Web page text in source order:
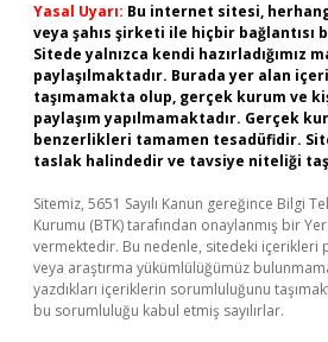
Yasal Uyarı: Bu internet sitesi,
veya şahıs şirketi ile hiçbir bağlantısı
Sitede yalnızca kendi hazırladığımız
paylaşılmaktadır. Burada yer alan
taşımamakta olup, gerçek kurum ve
paylaşım yapılmamaktadır. Gerçek
benzerlikleri tamamen tesadüfidir.
taslak halindedir ve tavsiye niteliği
Sitemiz, 5651 Sayılı Kanun gereğince Bilgi
Kurumu (BTK) tarafından onaylanmış bir
vermektedir. Bu nedenle, sitedeki içerikleri
veya araştırma yükümlülüğümüz
yazdıkları içeriklerin sorumluluğunu
bu sorumluluğu kabul etmiş sayılırlar.